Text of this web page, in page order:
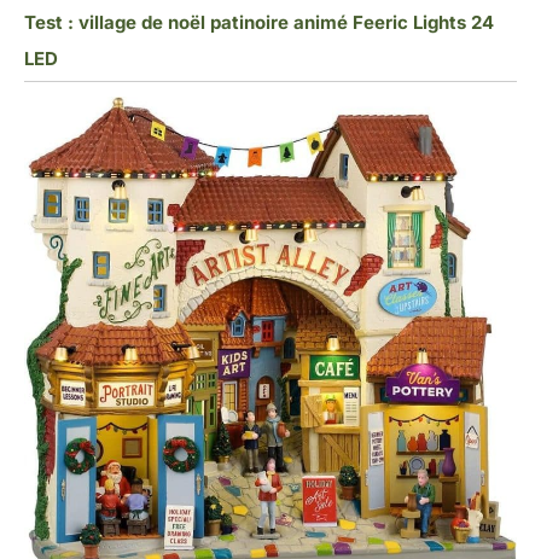
Test : village de noël patinoire animé Feeric Lights 24
LED